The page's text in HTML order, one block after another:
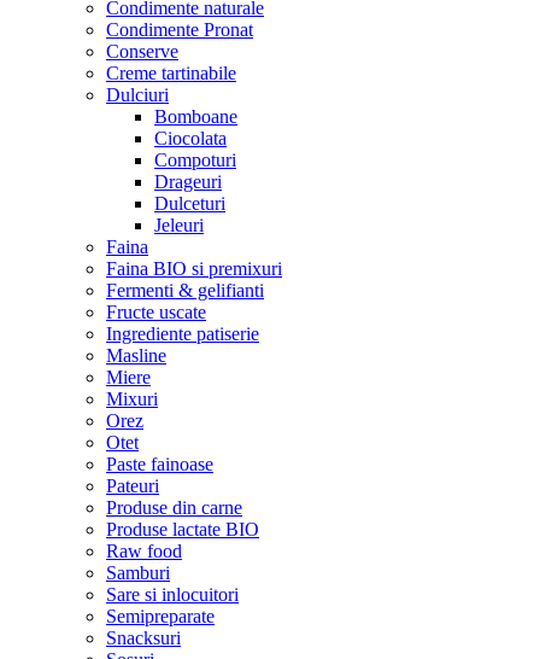
Condimente naturale
Condimente Pronat
Conserve
Creme tartinabile
Dulciuri
Bomboane
Ciocolata
Compoturi
Drageuri
Dulceturi
Jeleuri
Faina
Faina BIO si premixuri
Fermenti & gelifianti
Fructe uscate
Ingrediente patiserie
Masline
Miere
Mixuri
Orez
Otet
Paste fainoase
Pateuri
Produse din carne
Produse lactate BIO
Raw food
Samburi
Sare si inlocuitori
Semipreparate
Snacksuri